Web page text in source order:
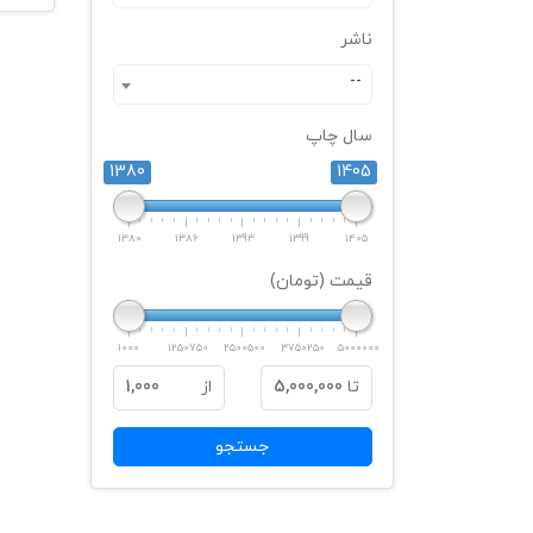
ناشر
--
سال چاپ
1380
1405
1380 1386 1393 1399 1405
قیمت (تومان)
1000 1250750 2500500 3750250 5000000
تا 5,000,000 از 1,000
جستجو